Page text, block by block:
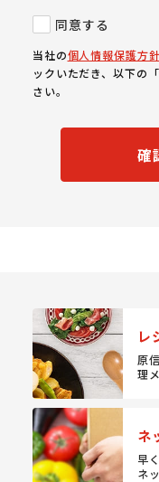
同意する
当社の個人情報保護方針
ックいただき、以下の
さい。
確
レ
原
理
ネ
早
ネ